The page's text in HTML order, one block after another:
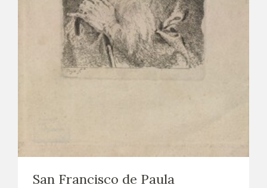
RECURSOS EDUCATIVOS
San Francisco de Paula